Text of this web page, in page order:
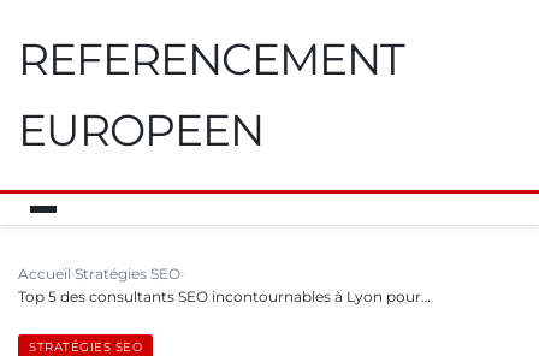
REFERENCEMENT
EUROPEEN
Accueil Stratégies SEO
Top 5 des consultants SEO incontournables à Lyon pour…
STRATÉGIES SEO